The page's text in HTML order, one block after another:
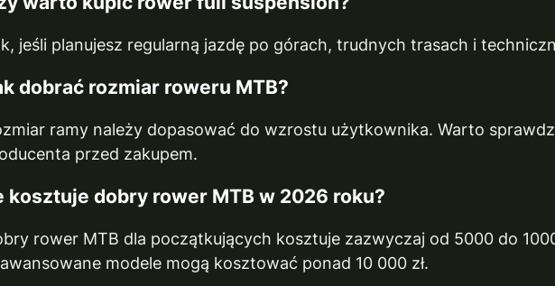
jeśli planujesz regularną jazdę po górach, trudnych trasach i
dobrać rozmiar roweru MTB?
ramy należy dopasować do wzrostu użytkownika. Warto
przed zakupem.
kosztuje dobry rower MTB w 2026 roku?
rower MTB dla początkujących kosztuje zazwyczaj od 5000 do
modele mogą kosztować ponad 10 000 zł.